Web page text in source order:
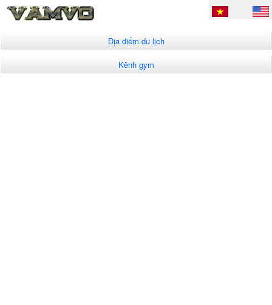
Địa điểm du lịch
Kênh gym